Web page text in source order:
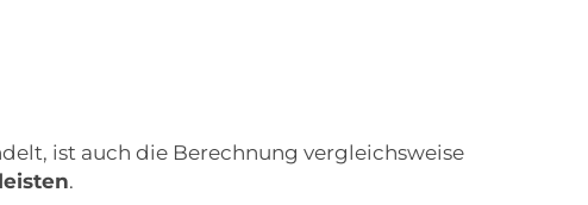
ist auch die Berechnung vergleichsweise
.